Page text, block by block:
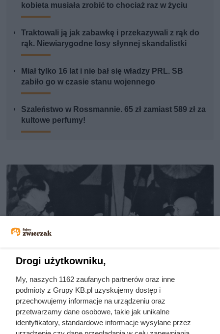
kobieta musiała zrobić to chociaż raz w życiu
Traktowali ją jak zabawkę i przekazywali z rąk do
rąk. Niewiarygodne losy słynnej skandalistki
Miał tylko 16 lat i nie bał się władzy PRL. SB
zabiło go w czasie stanu wojennego
Szaleństwo w Rossmannie. 65 zł zamiast 589 zł za
kultowe perfumy!
Doprowadził do śmierci większej
liczby ludzi niż Hitler i Stalin
Drogi użytkowniku,
My, naszych 1162 zaufanych partnerów oraz inne
podmioty z Grupy KB.pl uzyskujemy dostęp i
przechowujemy informacje na urządzeniu oraz
przetwarzamy dane osobowe, takie jak unikalne
identyfikatory, standardowe informacje wysyłane przez